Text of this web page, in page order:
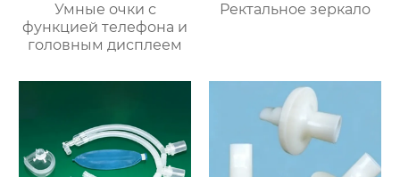
Умные очки с
функцией телефона и
головным дисплеем
Ректальное зеркало